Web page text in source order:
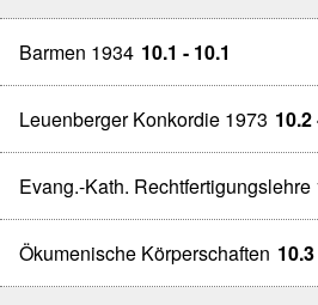
Barmen 1934 10.1 - 10.1
Leuenberger Konkordie 1973 10.2
Evang.-Kath. Rechtfertigungslehre
Ökumenische Körperschaften